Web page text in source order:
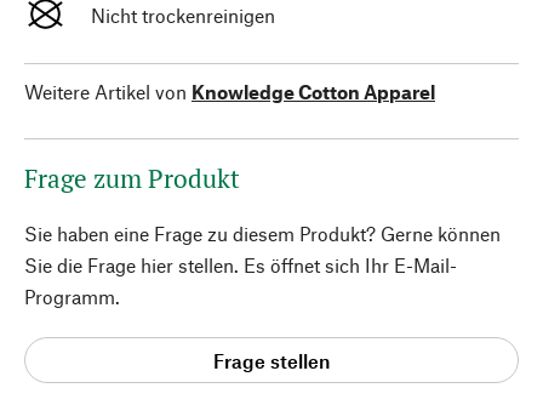
Nicht trockenreinigen
Weitere Artikel von Knowledge Cotton Apparel
Frage zum Produkt
Sie haben eine Frage zu diesem Produkt? Gerne können
Sie die Frage hier stellen. Es öffnet sich Ihr E-Mail-
Programm.
Frage stellen